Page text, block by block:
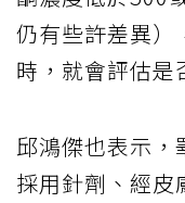
仍有些許差異）
時，就會評估是
邱鴻傑也表示，
採用針劑、經皮